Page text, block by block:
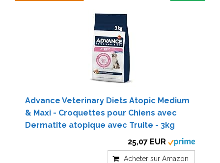
Advance Veterinary Diets Atopic Medium
& Maxi - Croquettes pour Chiens avec
Dermatite atopique avec Truite - 3kg
25,07 EUR
Acheter sur Amazon